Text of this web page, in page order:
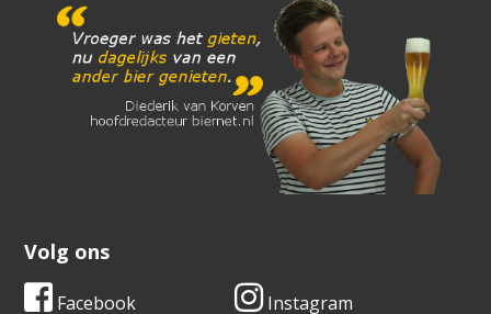
Volg ons
Facebook Instagram